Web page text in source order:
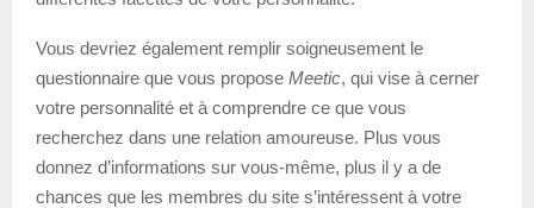
Vous devriez également remplir soigneusement le
questionnaire que vous propose Meetic, qui vise à cerner
votre personnalité et à comprendre ce que vous
recherchez dans une relation amoureuse. Plus vous
donnez d’informations sur vous-même, plus il y a de
chances que les membres du site s’intéressent à votre